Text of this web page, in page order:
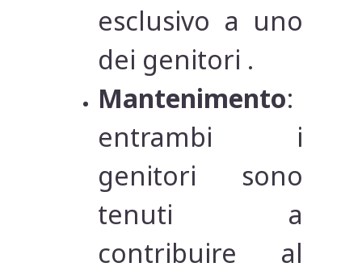
esclusivo a uno
dei genitori .
Mantenimento:
entrambi i
genitori sono
tenuti a
contribuire al